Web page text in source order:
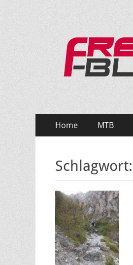
Primäres
Menü
Inhalt
Home MTB
Schlagwort: